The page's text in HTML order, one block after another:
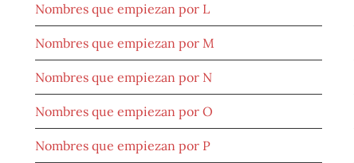
Nombres que empiezan por L
Nombres que empiezan por M
Nombres que empiezan por N
Nombres que empiezan por O
Nombres que empiezan por P